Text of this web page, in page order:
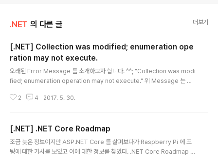
.NET 의 다른 글 더보기
[.NET] Collection was modified; enumeration ope
ration may not execute.
오래된 Error Message 를 소개하고자 합니다. ^^; "Collection was modi
fied; enumeration operation may not execute." 위 Message 는 한
니다." 라는 에러로 나타납니다. foreach (VB.NET 의 경우 For Each) 문은 I
의 변경이 생기는 경우 내부에서 사용하는 iterator 가 무효화 되어 사용할 수
없게되어 InvalidOperationException 이 발생하게 됩니다. 따라..
2 4 2017. 5. 30.
[.NET] .NET Core Roadmap
조금 늦은 정보이지만 ASP.NET Core 를 살펴보다가 Raspberry Pi 에 포
팅에 대한 기사를 보았고 이에 대한 정보를 찾았다. .NET Core Roadmap 2